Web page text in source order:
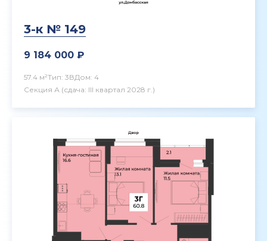
3-к № 149
9 184 000 ₽
57.4 м²Тип: 3ВДом: 4
Секция А (сдача: III квартал 2028 г.)